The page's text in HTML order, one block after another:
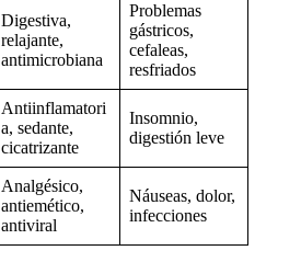
Digestiva,
relajante,
antimicrobiana
Problemas
gástricos,
cefaleas,
resfriados
Antiinflamatori
a, sedante,
cicatrizante
Insomnio,
digestión leve
Analgésico,
antiemético,
antiviral
Náuseas, dolor,
infecciones